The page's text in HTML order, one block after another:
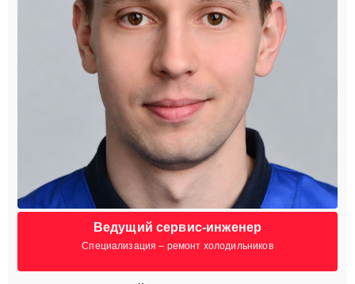
Ведущий сервис-инженер
Специализация – ремонт холодильников